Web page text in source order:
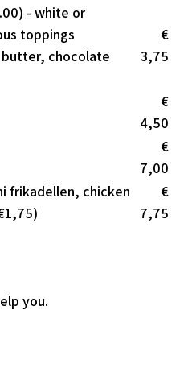
- white or
toppings
chocolate
€
3,75
€
4,50
€
7,00
frikadellen, chicken
€
7,75
you.